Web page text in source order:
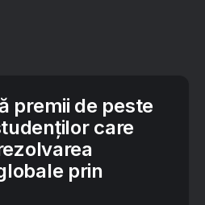
premii de peste
care
prin